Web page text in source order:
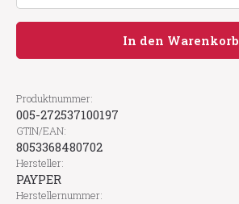
In den Warenkorb
Produktnummer:
005-272537100197
GTIN/EAN:
8053368480702
Hersteller:
PAYPER
Herstellernummer: